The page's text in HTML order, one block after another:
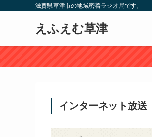
滋賀県草津市の地域密着ラジオ局です。
えふえむ草津
インターネット放送